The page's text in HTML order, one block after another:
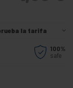
la tarifa
100%
safe